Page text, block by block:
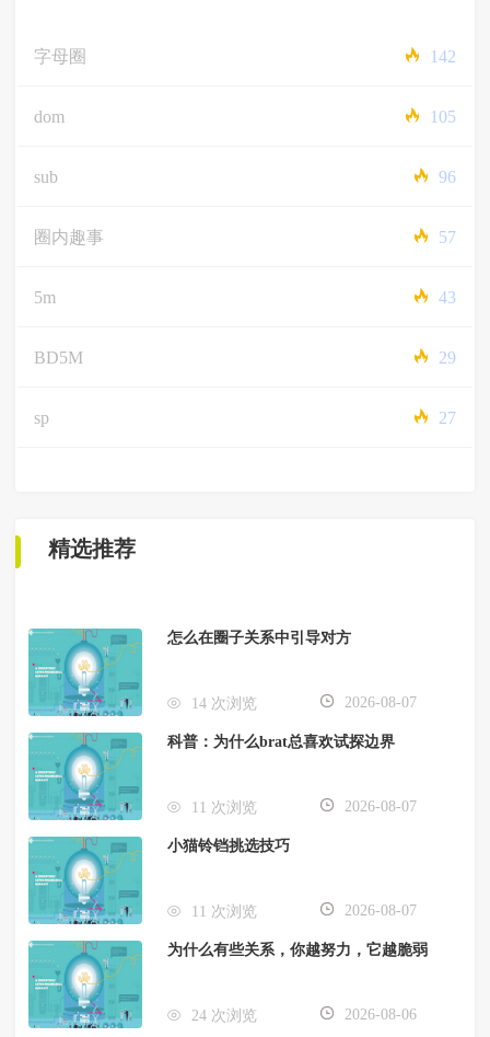
字母圈 142
dom 105
sub 96
圈内趣事 57
5m 43
BD5M 29
sp 27
精选推荐
怎么在圈子关系中引导对方
14 次浏览 2026-08-07
科普：为什么brat总喜欢试探边界
11 次浏览 2026-08-07
小猫铃铛挑选技巧
11 次浏览 2026-08-07
为什么有些关系，你越努力，它越脆弱
24 次浏览 2026-08-06